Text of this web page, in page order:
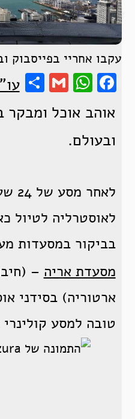
עקבו אחריי בפייסבוק
Facebook
Gmail
אוהב אוכל
ובעולם.
לאוסטרליה לטיול
בביקור במסעדות
מסעדת אריה –
ארטוריה) בסידני
טובה למסע